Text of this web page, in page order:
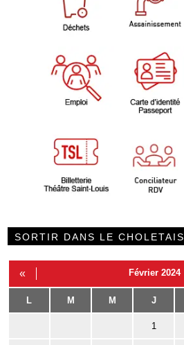
SORTIR DANS LE CHOLETAIS
« Février 2024
L M M J
1